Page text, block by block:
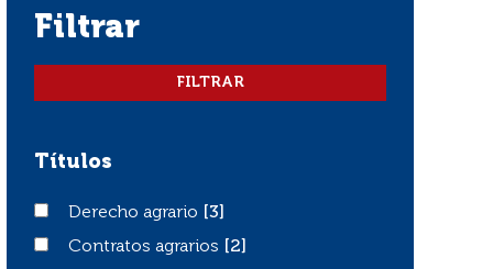
filtrar
Títulos
Derecho agrario
Derecho agrario
[3]
Contratos agrarios
Contratos agrarios
[2]